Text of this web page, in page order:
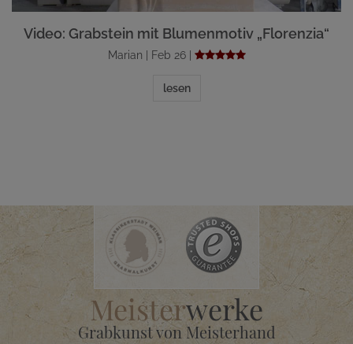
Video: Grabstein mit Blumenmotiv „Florenzia“
Marian | Feb 26 |
lesen
Meisterwerke
Grabkunst von Meisterhand